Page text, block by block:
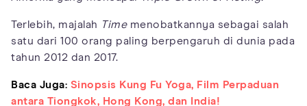
Terlebih, majalah Timemenobatkannya sebagai salah
satu dari 100 orang paling berpengaruh di dunia pada
tahun 2012 dan 2017.
Baca Juga: Sinopsis Kung Fu Yoga, Film Perpaduan
antara Tiongkok, Hong Kong, dan India!